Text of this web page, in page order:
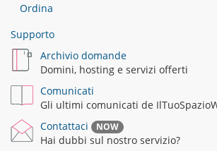
Ordina
Supporto
Archivio domande
Domini, hosting e servizi offerti
Comunicati
Gli ultimi comunicati de
Contattaci
NOW
Hai dubbi sul nostro servizio?